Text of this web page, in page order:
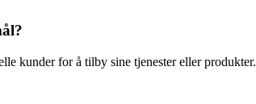
kunder for å tilby sine tjenester eller produkter.